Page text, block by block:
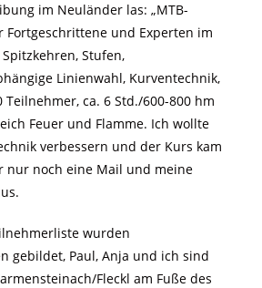
im Neuländer las: „MTB-
Fortgeschrittene und Experten im
Stufen,
Linienwahl, Kurventechnik,
Teilnehmer, ca. 6 Std./600-800 hm
Feuer und Flamme. Ich wollte
verbessern und der Kurs kam
nur noch eine Mail und meine
wurden
gebildet, Paul, Anja und ich sind
Fleckl am Fuße des